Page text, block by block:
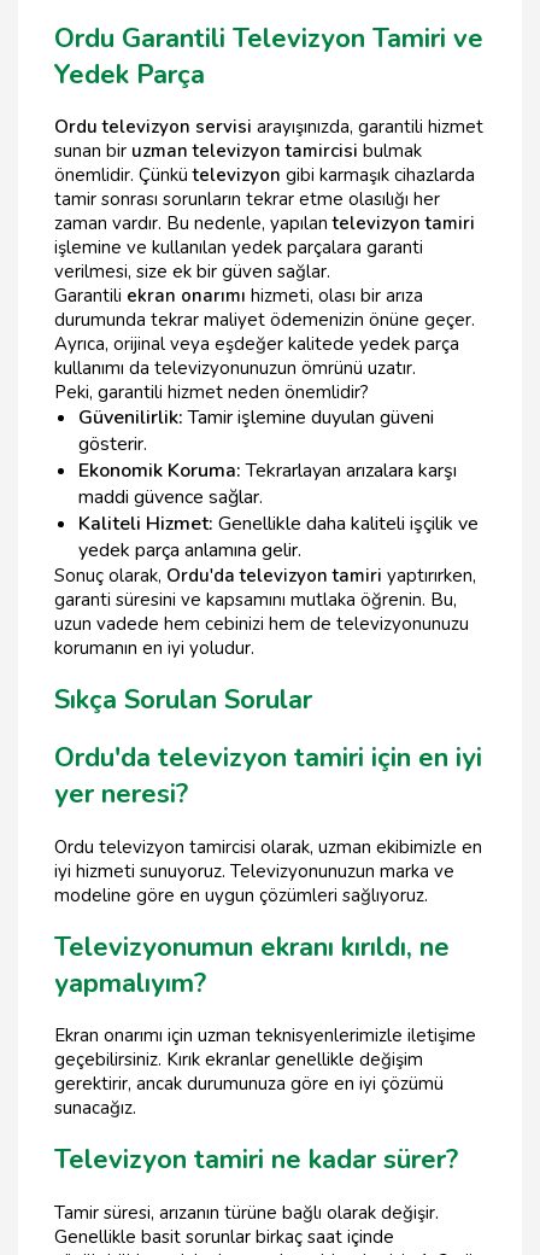
Ordu Garantili Televizyon Tamiri ve
Yedek Parça
Ordu televizyon servisi arayışınızda, garantili hizmet
sunan bir uzman televizyon tamircisi bulmak
önemlidir. Çünkütelevizyon gibi karmaşık cihazlarda
tamir sonrası sorunların tekrar etme olasılığı her
zaman vardır. Bu nedenle, yapılantelevizyon tamiri
işlemine ve kullanılan yedek parçalara garanti
verilmesi, size ek bir güven sağlar.
Garantili ekran onarımı hizmeti, olası bir arıza
durumunda tekrar maliyet ödemenizin önüne geçer.
Ayrıca, orijinal veya eşdeğer kalitede yedek parça
kullanımı da televizyonunuzun ömrünü uzatır.
Peki, garantili hizmet neden önemlidir?
Güvenilirlik:Tamir işlemine duyulan güveni
gösterir.
Ekonomik Koruma:Tekrarlayan arızalara karşı
maddi güvence sağlar.
Kaliteli Hizmet: Genellikle daha kaliteli işçilik ve
yedek parça anlamına gelir.
Sonuç olarak, Ordu'da televizyon tamiri yaptırırken,
garanti süresini ve kapsamını mutlaka öğrenin. Bu,
uzun vadede hem cebinizi hem de televizyonunuzu
korumanın en iyi yoludur.
Sıkça Sorulan Sorular
Ordu'da televizyon tamiri için en iyi
yer neresi?
Ordu televizyon tamircisi olarak, uzman ekibimizle en
iyi hizmeti sunuyoruz. Televizyonunuzun marka ve
modeline göre en uygun çözümleri sağlıyoruz.
Televizyonumun ekranı kırıldı, ne
yapmalıyım?
Ekran onarımı için uzman teknisyenlerimizle iletişime
geçebilirsiniz. Kırık ekranlar genellikle değişim
gerektirir, ancak durumunuza göre en iyi çözümü
sunacağız.
Televizyon tamiri ne kadar sürer?
Tamir süresi, arızanın türüne bağlı olarak değişir.
Genellikle basit sorunlar birkaç saat içinde